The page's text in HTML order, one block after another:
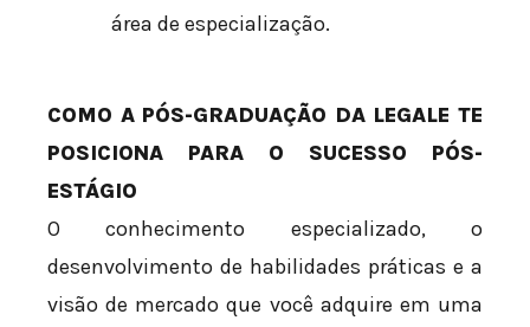
área de especialização.
COMO A PÓS-GRADUAÇÃO DA LEGALE TE
POSICIONA PARA O SUCESSO PÓS-
ESTÁGIO
O conhecimento especializado, o
desenvolvimento de habilidades práticas e a
visão de mercado que você adquire em uma